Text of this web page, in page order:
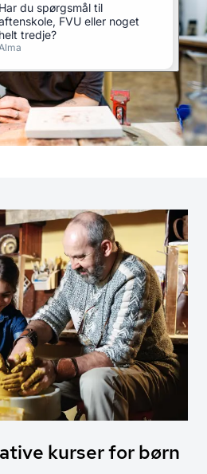
kurser for børn